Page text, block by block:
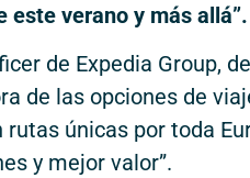
este verano y más allá”.
de Expedia Group,
de las opciones de
únicas por toda
y mejor valor”.